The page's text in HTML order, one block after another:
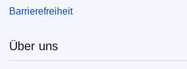
Barrierefreiheit
Über uns